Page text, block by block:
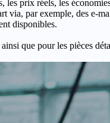
prix réels, les
par exemple, des e-
disponibles.
que pour les pièces